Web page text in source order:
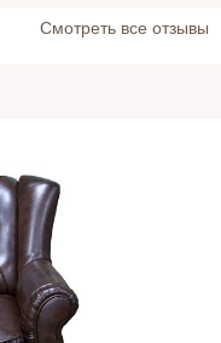
Cмотреть все отзывы